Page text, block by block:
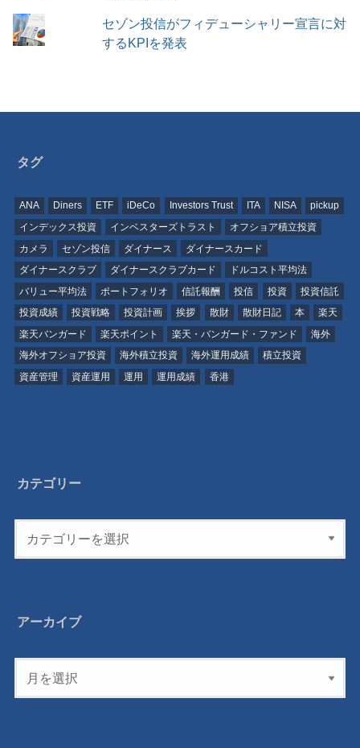
セゾン投信がフィデューシャリー宣言に対
するKPIを発表
タグ
ANA Diners ETF iDeCo Investors Trust ITA NISA
pickup
インデックス投資
インベスターズトラスト
オフショア積立投資
カメラ
セゾン投信 ダイナース
ダイナースカード
ダイナースクラブ
ダイナースクラブカード
ドルコスト平均法
バリュー平均法
ポートフォリオ 信託報酬 投信 投資
投資信託
投資成績
投資戦略 投資計画 挨拶 散財 散財日記 本
楽天
楽天バンガード
楽天ポイント 楽天・バンガード・ファンド
海外
海外オフショア投資
海外積立投資 海外運用成績
積立投資
資産管理
資産運用 運用 運用成績 香港
カテゴリー
アーカイブ